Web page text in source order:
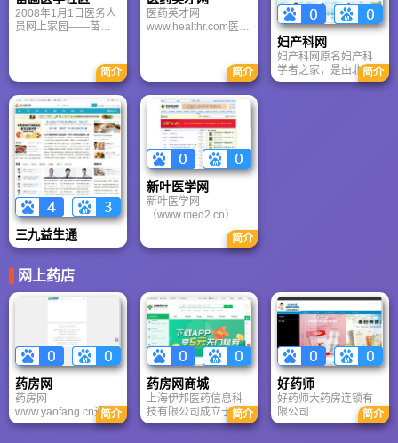
心”是目前中国更大的
继续医学教育机构，
“好医生集团”旗下“好
医生网站”是卫生部、
国家食品药品监督管
理局和教育部批准的
非学历专业医学教育
2008年1月1日医务人
员网上家园——苗圃
(bbs.miaolaoshi.com)
由大苗老师创建成
立，5年发展路，苗圃
人脚踏实地，用真心
换真心对待进入苗圃
的每一位会员，目前
已经是执业医师考试
更具影响力和更受会
员欢迎的执业医师考
试交流论坛，在考生
和广大医务人员中具
有很好的评价和人
气。
简介
医药英才网
www.healthr.com医药
业招聘网站专为制药
企业、医疗服务机
构、医药设备、医药
流通领域等泛医药行
业企业以及医药从业
人员提供招聘、求
职、人才测评、培训
等服务的行业人才网
站，医药英才网是国
内规模更大、更专业
的医药行业人才招聘
网站之一，医药英才
才数据库资源，日访
问量高达百万，简历
简介
妇产科网
妇产科网原名妇产科
学者之家，是由北京
协和医院妇产科医师
简介
三九益生通
新叶医学网
新叶医学网
（www.med2.cn）是
一家专业以提供各类
医学教学视频，新叶
医学网涵盖中医各
技、生命科学、临床
实践、经验讲座、民
间特种疗法教学视频
为主的学习网站
简介
网上药店
药房网
药房网
www.yaofang.cn通过
搭建开放式的医药零
简介
药房网商城
上海伊邦医药信息科
技有限公司成立于
2007年2月，公司旗
简介
好药师
好药师大药房连锁有
限公司
www.qumaiyao.com​​
简介